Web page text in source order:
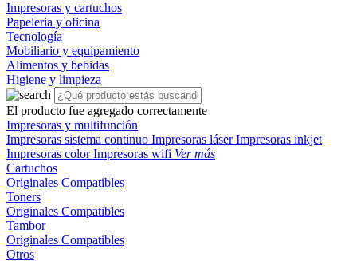
Impresoras y cartuchos
Papeleria y oficina
Tecnología
Mobiliario y equipamiento
Alimentos y bebidas
Higiene y limpieza
El producto fue agregado correctamente
Impresoras y multifunción
Impresoras sistema continuo Impresoras láserImpresoras inkjet
Impresoras colorImpresoras wifi Ver más
Cartuchos
Originales Compatibles
Toners
Originales Compatibles
Tambor
Originales Compatibles
Otros